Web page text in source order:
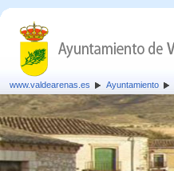
www.valdearenas.es Ayuntamiento